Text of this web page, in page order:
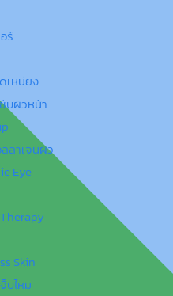
ร์
เหนียง
บผิวหน้า
ลาเจนผิว
Eye
Skin
บไหม